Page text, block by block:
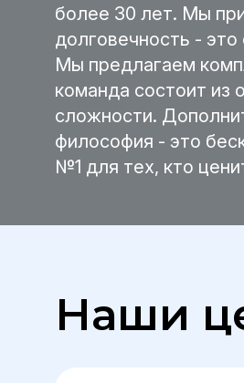
более 30 лет. Мы
долговечность -
Мы предлагаем
команда состоит из
сложности.
философия - это
№1 для тех, кто
Наши